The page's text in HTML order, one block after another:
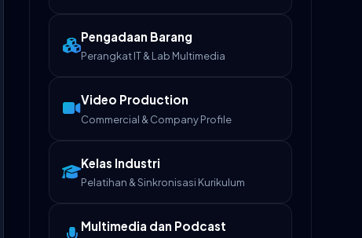
Pengadaan Barang
Perangkat IT & Lab Multimedia
Video Production
Commercial & Company Profile
Kelas Industri
Pelatihan & Sinkronisasi Kurikulum
Multimedia dan Podcast